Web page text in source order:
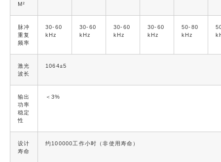
M²
脉冲
重复
频率
30-60
kHz
30-60
kHz
30-60
kHz
30-60
kHz
50-80
kHz
激光
波长
1064±5
输出
功率
稳定
性
＜3%
设计
寿命
约100000工作小时（非使用寿命）